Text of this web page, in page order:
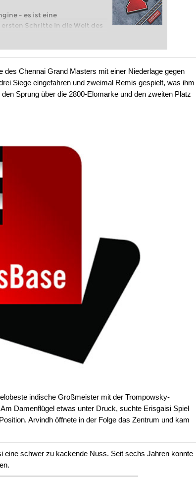
– es ist eine
Schritte in die Welt des
Turnierniveau spielen: Mit
Chennai Grand Masters mit einer Niederlage gegen
Siege eingefahren und zweimal Remis gespielt, was ihm
Sprung über die 2800-Elomarke und den zweiten Platz
indische Großmeister mit der Trompowsky-
Damenflügel etwas unter Druck, suchte Erisgaisi Spiel
Arvindh öffnete in der Folge das Zentrum und kam
eine schwer zu kackende Nuss. Seit sechs Jahren konnte